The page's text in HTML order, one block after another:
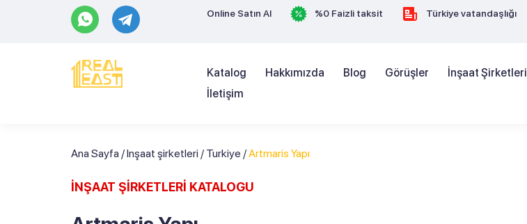
Online Satın Al %0 Faizli taksit Türkiye vatandaşlığı
Katalog Hakkımızda Blog Görüşler
İnşaat Şirketleri
İletişim
Ana Sayfa /Inşaat şirketleri / Turkiye /Artmaris Yapı
İNŞAAT ŞİRKETLERİ KATALOGU